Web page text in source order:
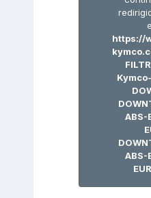
https://
ABS-
ABS-